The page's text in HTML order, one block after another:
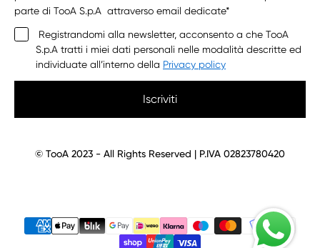
parte di TooA S.p.A attraverso email dedicate*
Registrandomi alla newsletter, acconsento a che TooA
S.p.A tratti i miei dati personali nelle modalità descritte ed
individuate all’interno della Privacy policy
Iscriviti
© TooA 2023 - All Rights Reserved | P.IVA 02823780420